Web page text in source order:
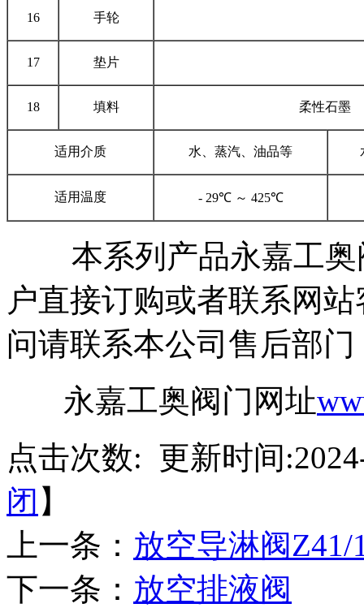
16 手轮
17 垫片
18 填料 柔性石墨
适用介质 水、蒸汽、油品等
适用温度 - 29℃ ～ 425℃
本系列产品永嘉工奥
户直接订购或者联系网
问请联系本公司售后部
永嘉工奥阀门网址
点击次数: 更新时间
闭 】
上一条： 放空导淋阀
下一条： 放空排液阀